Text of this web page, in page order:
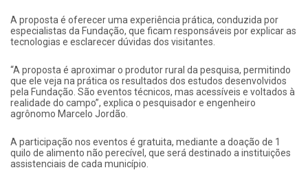
A proposta é oferecer uma experiência prática, conduzida por
especialistas da Fundação, que ficam responsáveis por explicar as
tecnologias e esclarecer dúvidas dos visitantes.
“A proposta é aproximar o produtor rural da pesquisa, permitindo
que ele veja na prática os resultados dos estudos desenvolvidos
pela Fundação. São eventos técnicos, mas acessíveis e voltados à
realidade do campo”, explica o pesquisador e engenheiro
agrônomo Marcelo Jordão.
A participação nos eventos é gratuita, mediante a doação de 1
quilo de alimento não perecível, que será destinado a instituições
assistenciais de cada município.